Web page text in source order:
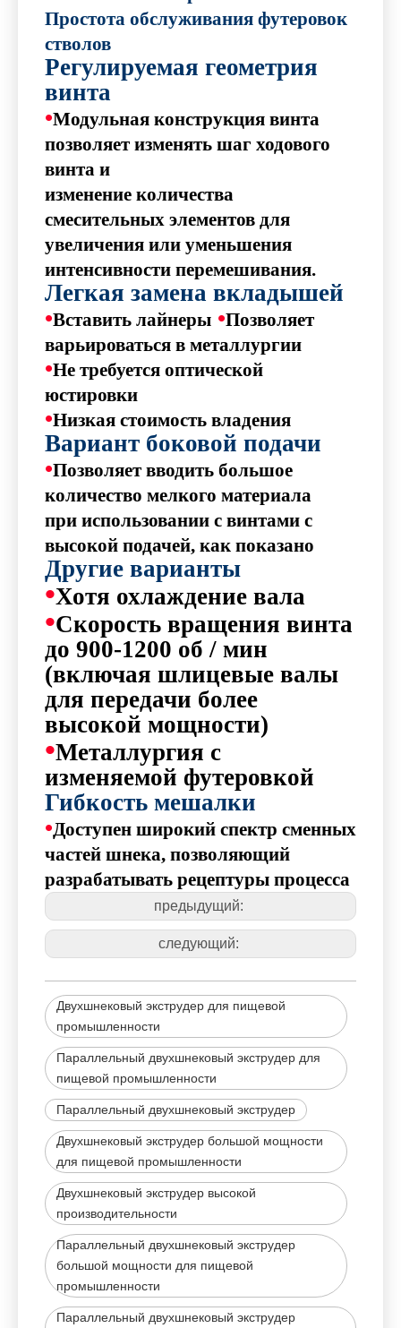
Простота обслуживания футеровок
стволов
Регулируемая геометрия
винта
•Модульная конструкция винта
позволяет изменять шаг ходового
винта и
изменение количества
смесительных элементов для
увеличения или уменьшения
интенсивности перемешивания.
Легкая замена вкладышей
•Вставить лайнеры •Позволяет
варьироваться в металлургии
•Не требуется оптической
юстировки
•Низкая стоимость владения
Вариант боковой подачи
•Позволяет вводить большое
количество мелкого материала
при использовании с винтами с
высокой подачей, как показано
Другие варианты
•Хотя охлаждение вала
•Скорость вращения винта
до 900-1200 об / мин
(включая шлицевые валы
для передачи более
высокой мощности)
•Металлургия с
изменяемой футеровкой
Гибкость мешалки
•Доступен широкий спектр сменных
частей шнека, позволяющий
разрабатывать рецептуры процесса
предыдущий:
следующий:
Двухшнековый экструдер для пищевой
промышленности
Параллельный двухшнековый экструдер для
пищевой промышленности
Параллельный двухшнековый экструдер
Двухшнековый экструдер большой мощности
для пищевой промышленности
Двухшнековый экструдер высокой
производительности
Параллельный двухшнековый экструдер
большой мощности для пищевой
промышленности
Параллельный двухшнековый экструдер